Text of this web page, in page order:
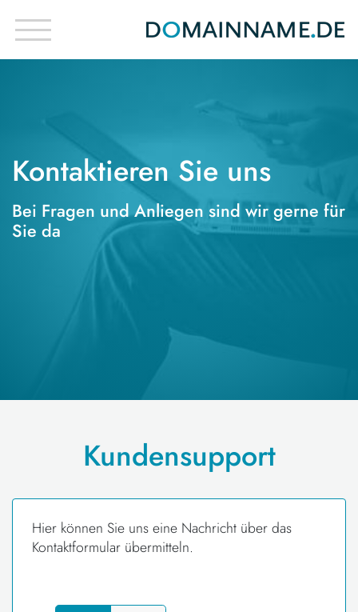
Kontaktieren Sie uns
Bei Fragen und Anliegen sind wir gerne für
Sie da
Kundensupport
Hier können Sie uns eine Nachricht über das
Kontaktformular übermitteln.